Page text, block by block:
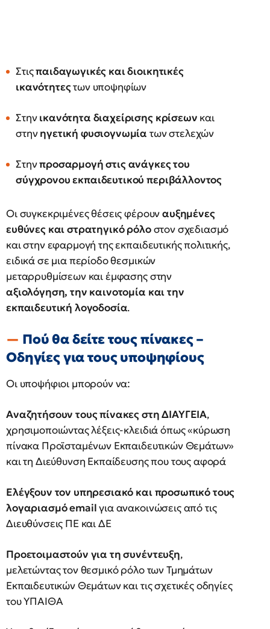
Στιςπαιδαγωγικές και διοικητικές
ικανότητεςτων υποψηφίων
Στηνικανότητα διαχείρισης κρίσεων και
στηνηγετική φυσιογνωμία των στελεχών
Στηνπροσαρμογή στις ανάγκες του
σύγχρονου εκπαιδευτικού περιβάλλοντος
Οι συγκεκριμένες θέσεις φέρουναυξημένες
ευθύνες και στρατηγικό ρόλοστον σχεδιασμό
και στην εφαρμογή της εκπαιδευτικής πολιτικής,
ειδικά σε μια περίοδο θεσμικών
μεταρρυθμίσεων και έμφασης στην
αξιολόγηση, την καινοτομία και την
εκπαιδευτική λογοδοσία.
Πού θα δείτε τους πίνακες –
Οδηγίες για τους υποψηφίους
Οι υποψήφιοι μπορούν να:
Αναζητήσουν τους πίνακες στη ΔΙΑΥΓΕΙΑ,
χρησιμοποιώντας λέξεις-κλειδιά όπως «κύρωση
πίνακα Προϊσταμένων Εκπαιδευτικών Θεμάτων»
και τη Διεύθυνση Εκπαίδευσης που τους αφορά
Ελέγξουν τον υπηρεσιακό και προσωπικό τους
λογαριασμό emailγια ανακοινώσεις από τις
Διευθύνσεις ΠΕ και ΔΕ
Προετοιμαστούν για τη συνέντευξη,
μελετώντας τον θεσμικό ρόλο των Τμημάτων
Εκπαιδευτικών Θεμάτων και τις σχετικές οδηγίες
του ΥΠΑΙΘΑ